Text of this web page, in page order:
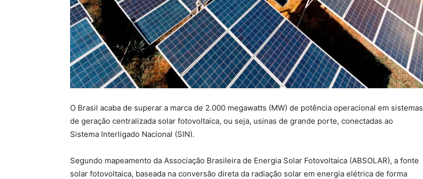
O Brasil acaba de superar a marca de 2.000 megawatts (MW) de potência operacional em sistemas
de geração centralizada solar fotovoltaica, ou seja, usinas de grande porte, conectadas ao
Sistema Interligado Nacional (SIN).
Segundo mapeamento da Associação Brasileira de Energia Solar Fotovoltaica (ABSOLAR), a fonte
solar fotovoltaica, baseada na conversão direta da radiação solar em energia elétrica de forma